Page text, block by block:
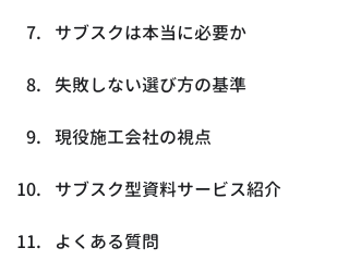
サブスクは本当に必要か
失敗しない選び方の基準
現役施工会社の視点
サブスク型資料サービス紹介
よくある質問